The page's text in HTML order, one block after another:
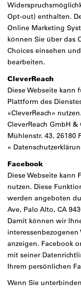
Opt-out) enthalten.
Online Marketing
können Sie über das
Choices einsehen und
bearbeiten.
CleverReach
Diese Webseite kann
Plattform des
«CleverReach»
CleverReach GmbH &
Mühlenstr. 43, 26180
»
Facebook
Diese Webseite kann
nutzen. Diese
werden angeboten
Ave, Palo Alto, CA
Damit können wir
interessenbezogenen
anzeigen. Facebook
mit seiner
Ihrem persönlichen
Wenn Sie